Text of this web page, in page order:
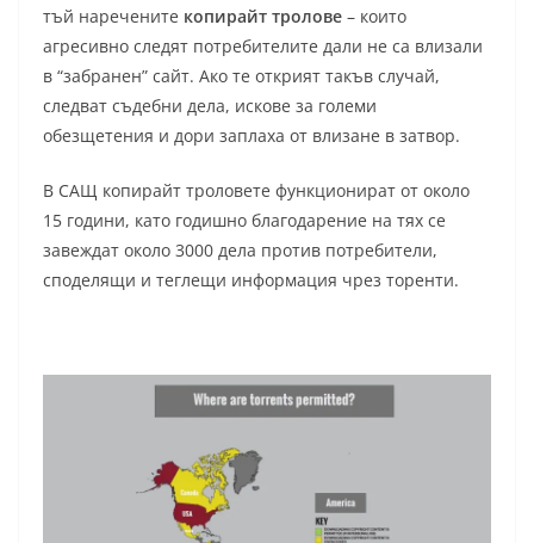
тъй наречените копирайт тролове – които
агресивно следят потребителите дали не са влизали
в “забранен” сайт. Ако те открият такъв случай,
следват съдебни дела, искове за големи
обезщетения и дори заплаха от влизане в затвор.
В САЩ копирайт троловете функционират от около
15 години, като годишно благодарение на тях се
завеждат около 3000 дела против потребители,
споделящи и теглещи информация чрез торенти.